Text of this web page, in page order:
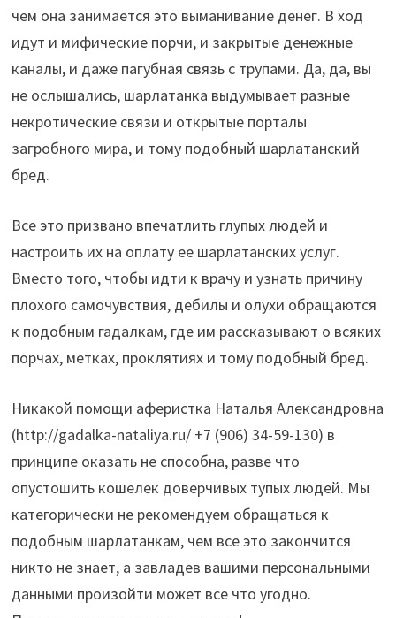
чем она занимается это выманивание денег. В ход
идут и мифические порчи, и закрытые денежные
каналы, и даже пагубная связь с трупами. Да, да, вы
не ослышались, шарлатанка выдумывает разные
некротические связи и открытые порталы
загробного мира, и тому подобный шарлатанский
бред.
Все это призвано впечатлить глупых людей и
настроить их на оплату ее шарлатанских услуг.
Вместо того, чтобы идти к врачу и узнать причину
плохого самочувствия, дебилы и олухи обращаются
к подобным гадалкам, где им рассказывают о всяких
порчах, метках, проклятиях и тому подобный бред.
Никакой помощи аферистка Наталья Александровна
(http://gadalka-nataliya.ru/ +7 (906) 34-59-130) в
принципе оказать не способна, разве что
опустошить кошелек доверчивых тупых людей. Мы
категорически не рекомендуем обращаться к
подобным шарлатанкам, чем все это закончится
никто не знает, а завладев вашими персональными
данными произойти может все что угодно.